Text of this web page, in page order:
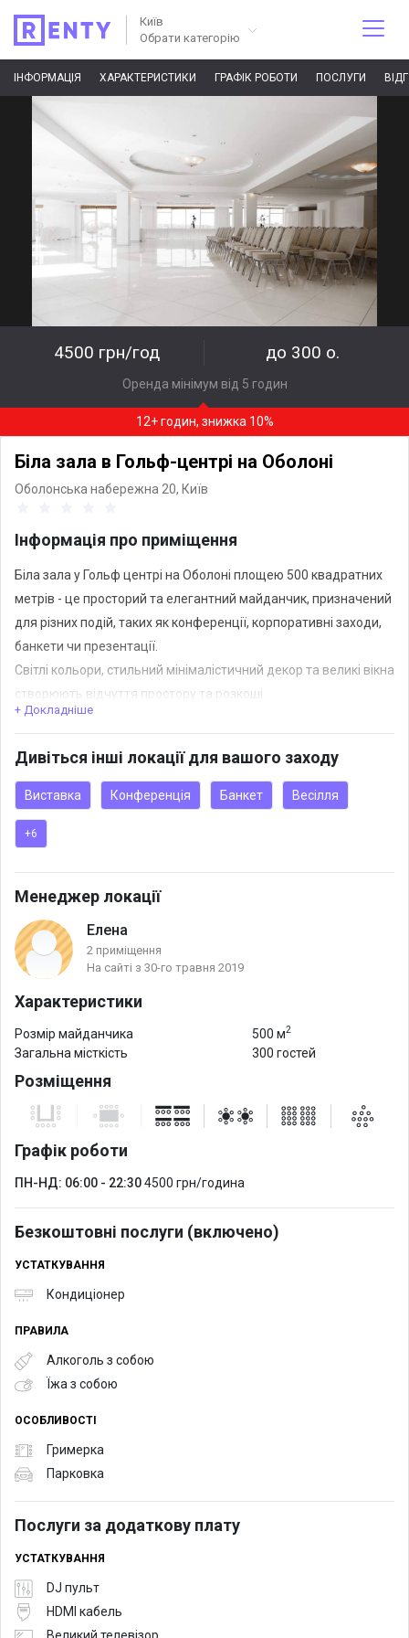
Київ
Обрати категорію
ІНФОРМАЦІЯ ХАРАКТЕРИСТИКИ ГРАФІК РОБОТИ ПОСЛУГИ
4500 грн/год до 300 о.
Оренда мінімум від 5 годин
12+ годин, знижка 10%
Біла зала в Гольф-центрі на Оболоні
Оболонська набережна 20, Київ
Інформація про приміщення
Біла зала у Гольф центрі на Оболоні площею 500 квадратних
метрів - це просторий та елегантний майданчик, призначений
для різних подій, таких як конференції, корпоративні заходи,
банкети чи презентації.
Світлі кольори, стильний мінімалістичний декор та великі вікна
створюють відчуття простору та розкоші.
Додаткові можливості:
Сцена, звук і світло комплектуються згідно райдеру.
Захоплюючий панорамний вид на Дніпро.
Гримерні.
Ліфт.
у теплу пору року можливо провести кава-паузу або фуршет
на драйвинг рейнджі, помилуватися видом на Дніпро і гольф-
поле.
+ Докладніше
Дивіться інші локації для вашого заходу
Виставка Конференція Банкет Весілля
+6
Менеджер локації
Елена
2 приміщення
На сайті з 30-го травня 2019
Характеристики
Розмір майданчика 500 м2
Загальна місткість 300 гостей
Розміщення
Графік роботи
ПН-НД: 06:00 - 22:304500 грн/година
Безкоштовні послуги (включено)
УСТАТКУВАННЯ
Кондиціонер
ПРАВИЛА
Алкоголь з собою
Їжа з собою
ОСОБЛИВОСТІ
Гримерка
Парковка
Послуги за додаткову плату
УСТАТКУВАННЯ
DJ пульт
HDMI кабель